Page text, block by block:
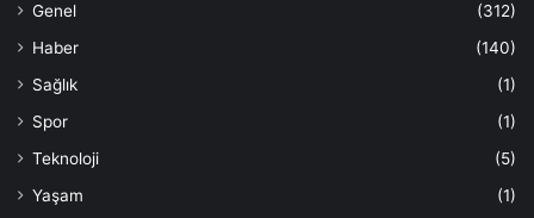
Genel
(312)
Haber
(140)
Sağlık
(1)
Spor
(1)
Teknoloji
(5)
Yaşam
(1)